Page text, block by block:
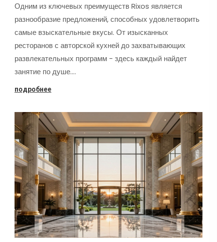
Одним из ключевых преимуществ Rixos является
разнообразие предложений, способных удовлетворить
самые взыскательные вкусы. От изысканных
ресторанов с авторской кухней до захватывающих
развлекательных программ - здесь каждый найдет
занятие по душе.…
подробнее